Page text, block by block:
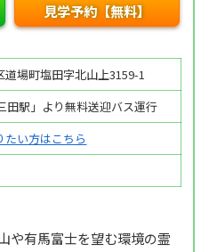
見学予約【無料】
道場町塩田字北山上3159-1
田駅」より無料送迎バス運行
たい方はこちら
や有馬富士を望む環境の霊